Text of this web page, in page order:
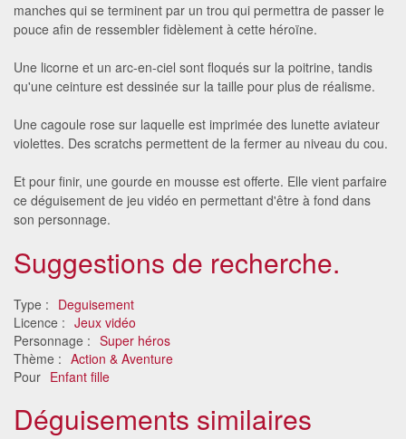
manches qui se terminent par un trou qui permettra de passer le
pouce afin de ressembler fidèlement à cette héroïne.
Une licorne et un arc-en-ciel sont floqués sur la poitrine, tandis
qu'une ceinture est dessinée sur la taille pour plus de réalisme.
Une cagoule rose sur laquelle est imprimée des lunette aviateur
violettes. Des scratchs permettent de la fermer au niveau du cou.
Et pour finir, une gourde en mousse est offerte. Elle vient parfaire
ce déguisement de jeu vidéo en permettant d'être à fond dans
son personnage.
Suggestions de recherche.
Type : Deguisement
Licence : Jeux vidéo
Personnage : Super héros
Thème : Action & Aventure
Pour Enfant fille
Déguisements similaires